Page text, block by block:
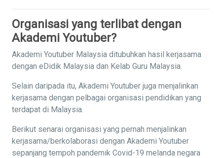
Organisasi yang terlibat dengan
Akademi Youtuber?
Akademi Youtuber Malaysia ditubuhkan hasil kerjasama
dengan eDidik Malaysia dan Kelab Guru Malaysia.
Selain daripada itu, Akademi Youtuber juga menjalinkan
kerjasama dengan pelbagai organisasi pendidikan yang
terdapat di Malaysia.
Berikut senarai organisasi yang pernah menjalinkan
kerjasama/berkolaborasi dengan Akademi Youtuber
sepanjang tempoh pandemik Covid-19 melanda negara